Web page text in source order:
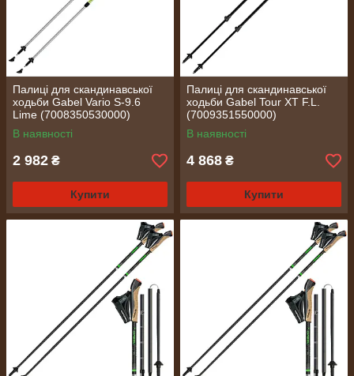
Палиці для скандинавської
ходьби Gabel Vario S-9.6
Lime (7008350530000)
В наявності
2 982 ₴
Купити
Палиці для скандинавської
ходьби Gabel Tour XT F.L.
(7009351550000)
В наявності
4 868 ₴
Купити